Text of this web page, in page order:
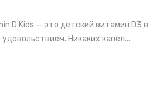
D Kids — это детский витамин D3 в
Никаких капел...